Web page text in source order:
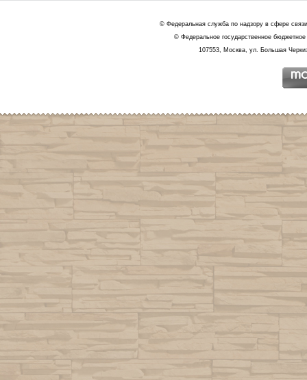
© Федеральная служба по надзору в сфере
© Федеральное государственное
107553, Москва, ул. Большая